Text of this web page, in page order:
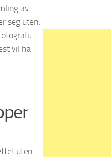
av
seg uten.
vil ha
uten